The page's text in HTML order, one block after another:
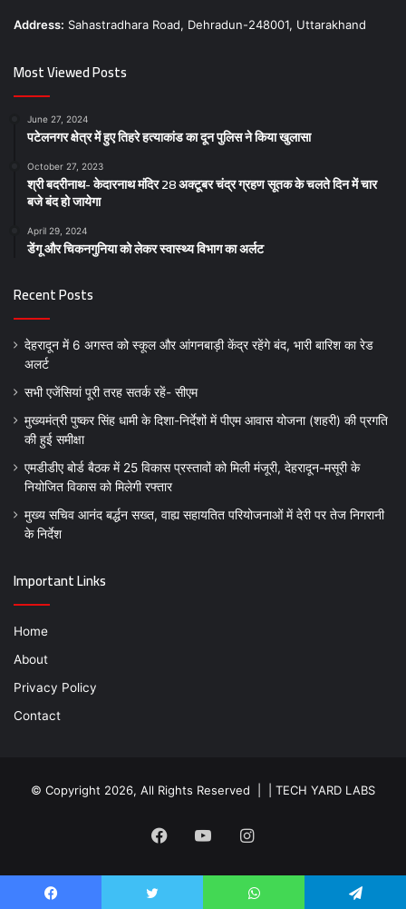
Address: Sahastradhara Road, Dehradun-248001, Uttarakhand
Most Viewed Posts
June 27, 2024
पटेलनगर क्षेत्र में हुए तिहरे हत्याकांड का दून पुलिस ने किया खुलासा
October 27, 2023
श्री बदरीनाथ- केदारनाथ मंदिर 28 अक्टूबर चंद्र ग्रहण सूतक के चलते दिन में चार
बजे बंद हो जायेगा
April 29, 2024
डेंगू और चिकनगुनिया को लेकर स्वास्थ्य विभाग का अर्लट
Recent Posts
देहरादून में 6 अगस्त को स्कूल और आंगनबाड़ी केंद्र रहेंगे बंद, भारी बारिश का रेड
अलर्ट
सभी एजेंसियां पूरी तरह सतर्क रहें- सीएम
मुख्यमंत्री पुष्कर सिंह धामी के दिशा-निर्देशों में पीएम आवास योजना (शहरी) की प्रगति
की हुई समीक्षा
एमडीडीए बोर्ड बैठक में 25 विकास प्रस्तावों को मिली मंजूरी, देहरादून-मसूरी के
नियोजित विकास को मिलेगी रफ्तार
मुख्य सचिव आनंद बर्द्धन सख्त, वाह्य सहायतित परियोजनाओं में देरी पर तेज निगरानी
के निर्देश
Important Links
Home
About
Privacy Policy
Contact
© Copyright 2026, All Rights Reserved | | TECH YARD LABS
Facebook
YouTubeInstagram